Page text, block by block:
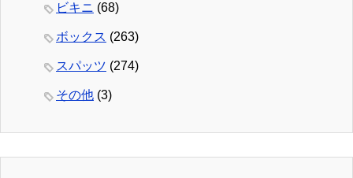
ビキニ (68)
ボックス (263)
スパッツ (274)
その他 (3)